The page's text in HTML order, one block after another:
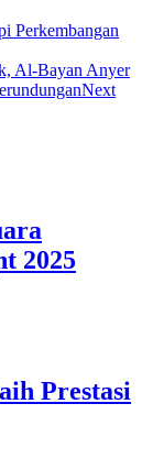
Perkembangan
Al-Bayan Anyer
Next
2025
Prestasi